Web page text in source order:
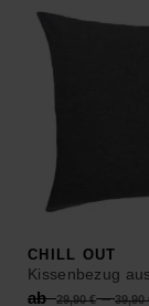
CHILL OUT
Kissenbezug
ab29,90€–39,90